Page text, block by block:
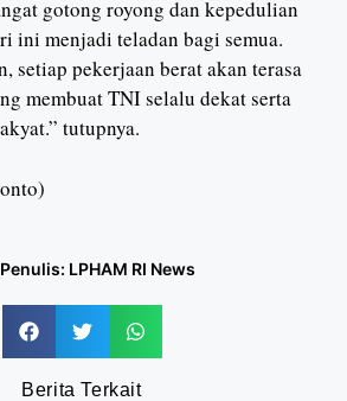
gotong royong dan kepedulian
ini menjadi teladan bagi semua.
setiap pekerjaan berat akan terasa
membuat TNI selalu dekat serta
tutupnya.
Penulis: LPHAM RI News
Berita Terkait